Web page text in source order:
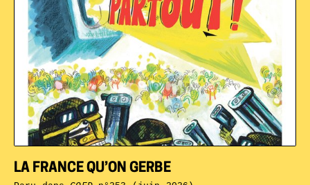
LA FRANCE QU’ON GERBE